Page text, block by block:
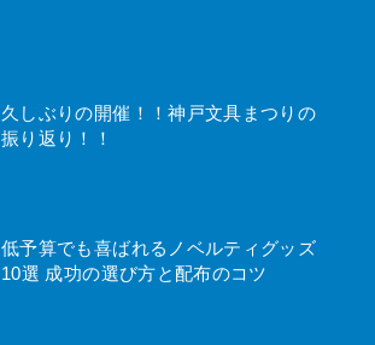
久しぶりの開催！！神戸文具まつりの
振り返り！！
低予算でも喜ばれるノベルティグッズ
10選 成功の選び方と配布のコツ